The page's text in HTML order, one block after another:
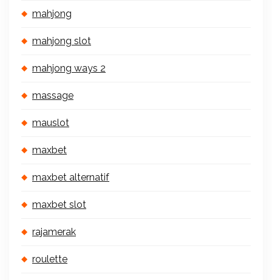
mahjong
mahjong slot
mahjong ways 2
massage
mauslot
maxbet
maxbet alternatif
maxbet slot
rajamerak
roulette